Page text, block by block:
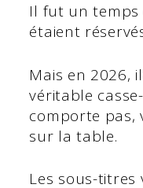
Il fut un temps
étaient
Mais en 2026,
véritable
comporte pas,
sur la table.
Les sous-